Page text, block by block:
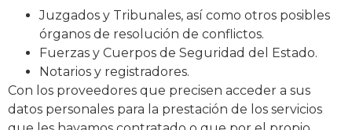
Juzgados y Tribunales, así como otros posibles
órganos de resolución de conflictos.
Fuerzas y Cuerpos de Seguridad del Estado.
Notarios y registradores.
Con los proveedores que precisen acceder a sus
datos personales para la prestación de los servicios